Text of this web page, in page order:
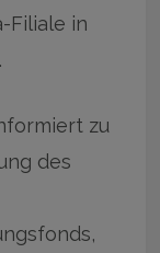
Filiale in
zu
des